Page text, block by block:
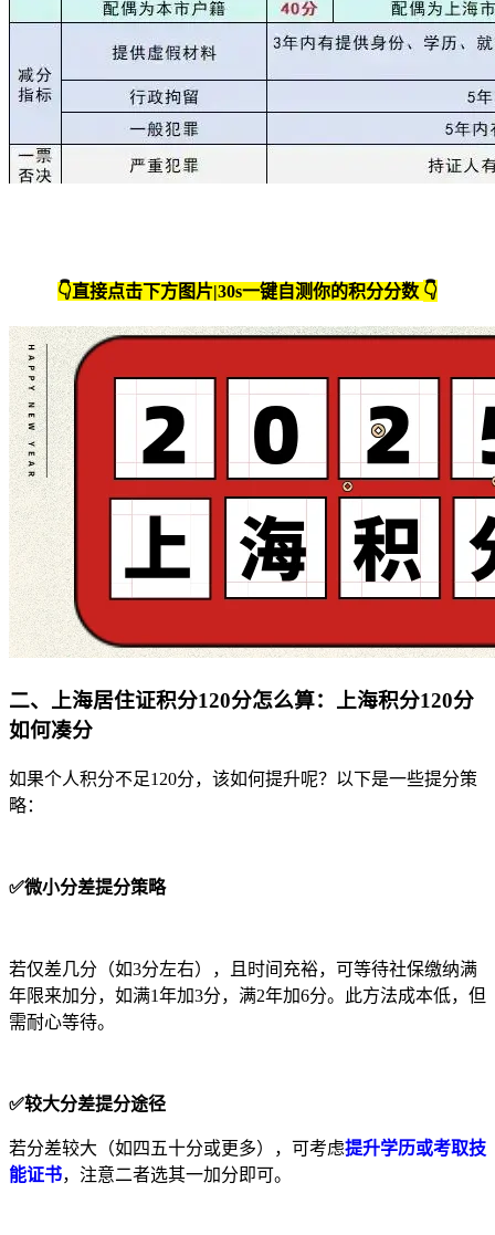
👇直接点击下方图片|30s一键自测你的积分分数 👇
二、上海居住证积分120分怎么算：上海积分120分
如何凑分
如果个人积分不足120分，该如何提升呢？以下是一些提分策
略：
✅微小分差提分策略
若仅差几分（如3分左右），且时间充裕，可等待社保缴纳满
年限来加分，如满1年加3分，满2年加6分。此方法成本低，但
需耐心等待。
✅较大分差提分途径
若分差较大（如四五十分或更多），可考虑提升学历或考取技
能证书，注意二者选其一加分即可。